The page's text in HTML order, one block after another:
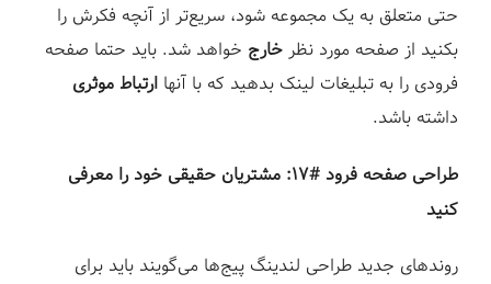
حتی متعلق به یک مجموعه شود، سریع‌تر از آنچه فکرش را
بکنید از صفحه مورد نظرخارج خواهد شد. باید حتما صفحه
فرودی را به تبلیغات لینک بدهید که با آنها ارتباط موثری
داشته باشد.⁣
طراحی صفحه فرود #۱۷: مشتریان حقیقی خود را معرفی
کنید⁣
روندهای جدید طراحی لندینگ پیج‌ها می‌گویند باید برای